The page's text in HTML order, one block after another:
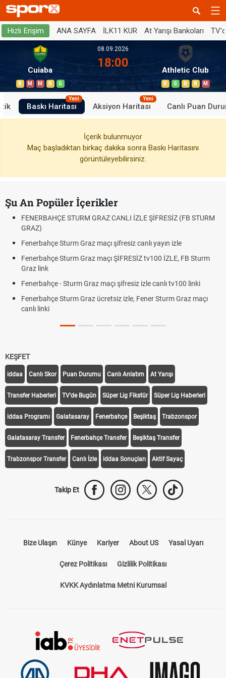
Hızlı Erişim ANA SAYFA İLK11 KUR At Yarışı Bankoları
Cuiaba
B M M B G
08.09.2026
18:00
Athletic Club
B G B B M
Baskı Haritası
Yeni
Aksiyon Haritası
Yeni
Canlı Puan
İçerik bulunmuyor
Maç başladıktan birkaç dakika sonra Baskı Haritasını
görüntüleyebilirsiniz.
Şu An Popüler İçerikler
FENERBAHÇE STURM GRAZ CANLI İZLE ŞİFRESİZ (FB STURM
GRAZ)
Fenerbahçe Sturm Graz maçı şifresiz canlı yayın izle
Fenerbahçe Sturm Graz maçı ŞİFRESİZ tv100 İZLE, FB Sturm
Graz link
Fenerbahçe - Sturm Graz maçı şifresiz izle canlı tv100 linki
Fenerbahçe Sturm Graz ücretsiz izle, Fener Sturm Graz maçı
canlı linki
KEŞFET
iddaa Canlı Skor Puan Durumu Canlı Anlatım At Yarışı
Transfer Haberleri TV'de Bugün Süper Lig Fikstür Süper Lig Haberleri
iddaa Programı Galatasaray Fenerbahçe Beşiktaş Trabzonspor
Galatasaray Transfer Fenerbahçe Transfer Beşiktaş Transfer
Trabzonspor Transfer Canlı İzle iddaa Sonuçları Aktif Sayaç
Takip Et
Bize Ulaşın Künye Kariyer About US Yasal Uyarı
Çerez Politikası Gizlilik Politikası
KVKK Aydınlatma Metni Kurumsal